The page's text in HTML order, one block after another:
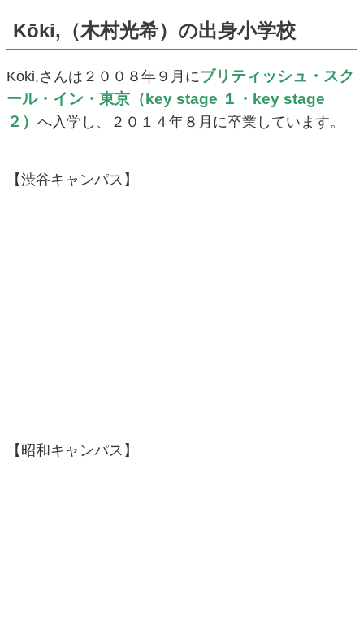
Kōki,（木村光希）の出身小学校
Kōki,さんは２００８年９月にブリティッシュ・スク
ール・イン・東京（key stage １・key stage
２） へ入学し、２０１４年８月に卒業しています。
【渋谷キャンパス】
【昭和キャンパス】